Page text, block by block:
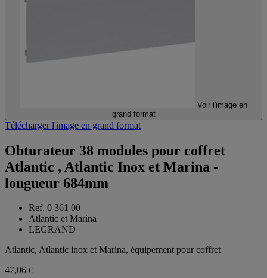
Voir l'image en
grand format
Télécharger l'image en grand format
Obturateur 38 modules pour coffret
Atlantic , Atlantic Inox et Marina -
longueur 684mm
Ref. 0 361 00
Atlantic et Marina
LEGRAND
Atlantic, Atlantic inox et Marina, équipement pour coffret
47,06 €